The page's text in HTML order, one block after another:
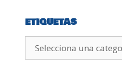
ETIQUETAS